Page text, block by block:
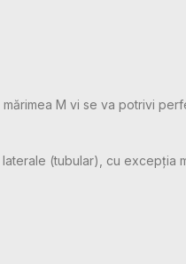
M vi se va potrivi
(tubular), cu excepția